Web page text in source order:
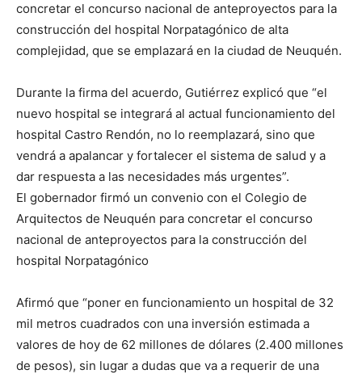
concretar el concurso nacional de anteproyectos para la
construcción del hospital Norpatagónico de alta
complejidad, que se emplazará en la ciudad de Neuquén.
Durante la firma del acuerdo, Gutiérrez explicó que “el
nuevo hospital se integrará al actual funcionamiento del
hospital Castro Rendón, no lo reemplazará, sino que
vendrá a apalancar y fortalecer el sistema de salud y a
dar respuesta a las necesidades más urgentes”.
El gobernador firmó un convenio con el Colegio de
Arquitectos de Neuquén para concretar el concurso
nacional de anteproyectos para la construcción del
hospital Norpatagónico
Afirmó que “poner en funcionamiento un hospital de 32
mil metros cuadrados con una inversión estimada a
valores de hoy de 62 millones de dólares (2.400 millones
de pesos), sin lugar a dudas que va a requerir de una